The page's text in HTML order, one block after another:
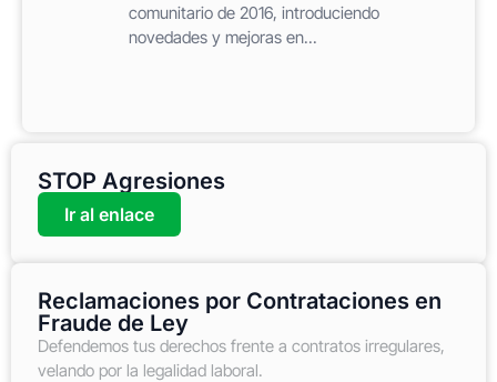
comunitario de 2016, introduciendo
novedades y mejoras en...
STOP Agresiones
Ir al enlace
Reclamaciones por Contrataciones en
Fraude de Ley
Defendemos tus derechos frente a contratos irregulares,
velando por la legalidad laboral.